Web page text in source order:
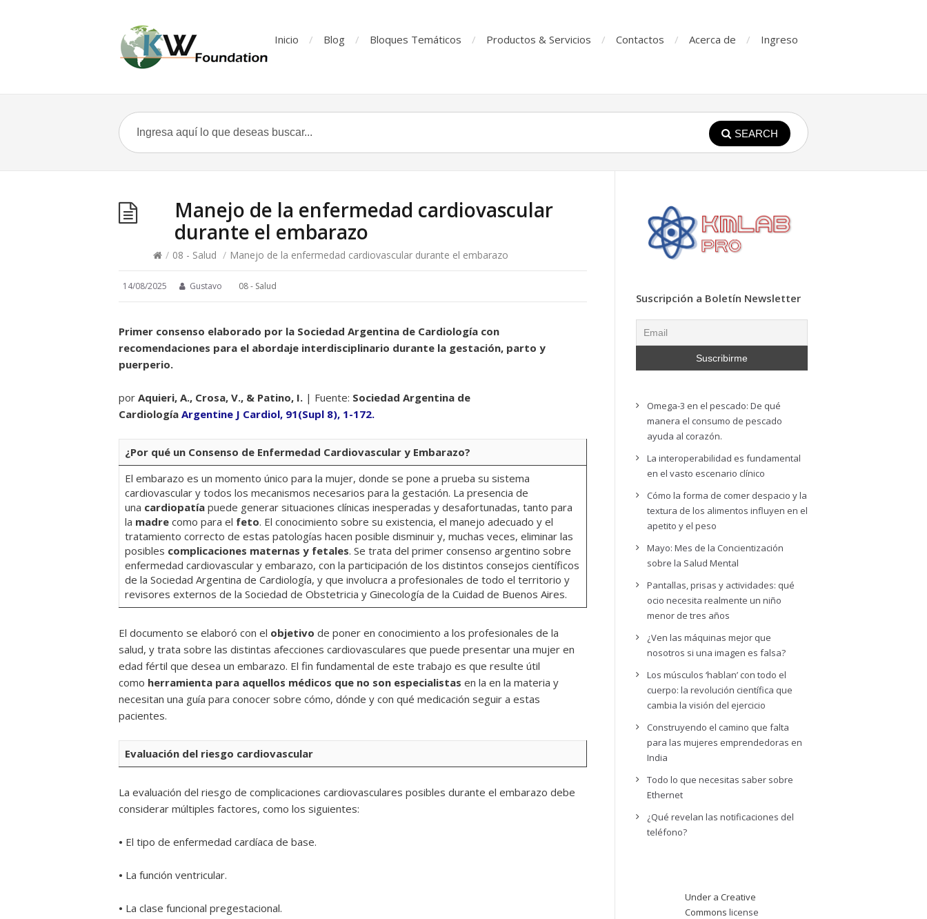
Inicio Blog Bloques Temáticos Productos & Servicios Contactos Acerca de Ingreso
SEARCH
Manejo de la enfermedad cardiovascular
durante el embarazo
/ 08 - Salud / Manejo de la enfermedad cardiovascular durante el embarazo
14/08/2025 Gustavo 08 - Salud
Primer consenso elaborado por la Sociedad Argentina de Cardiología con
recomendaciones para el abordaje interdisciplinario durante la gestación, parto y
puerperio.
por Aquieri, A., Crosa, V., & Patino, I. | Fuente: Sociedad Argentina de
Cardiología Argentine J Cardiol, 91(Supl 8), 1-172.
¿Por qué un Consenso de Enfermedad Cardiovascular y Embarazo?
El embarazo es un momento único para la mujer, donde se pone a prueba su sistema
cardiovascular y todos los mecanismos necesarios para la gestación. La presencia de
una cardiopatía puede generar situaciones clínicas inesperadas y desafortunadas, tanto para
la madre como para el feto. El conocimiento sobre su existencia, el manejo adecuado y el
tratamiento correcto de estas patologías hacen posible disminuir y, muchas veces, eliminar las
posibles complicaciones maternas y fetales. Se trata del primer consenso argentino sobre
enfermedad cardiovascular y embarazo, con la participación de los distintos consejos científicos
de la Sociedad Argentina de Cardiología, y que involucra a profesionales de todo el territorio y
revisores externos de la Sociedad de Obstetricia y Ginecología de la Cuidad de Buenos Aires.
El documento se elaboró con el objetivo de poner en conocimiento a los profesionales de la
salud, y trata sobre las distintas afecciones cardiovasculares que puede presentar una mujer en
edad fértil que desea un embarazo. El fin fundamental de este trabajo es que resulte útil
como herramienta para aquellos médicos que no son especialistas en la en la materia y
necesitan una guía para conocer sobre cómo, dónde y con qué medicación seguir a estas
pacientes.
Evaluación del riesgo cardiovascular
La evaluación del riesgo de complicaciones cardiovasculares posibles durante el embarazo debe
considerar múltiples factores, como los siguientes:
• El tipo de enfermedad cardíaca de base.
• La función ventricular.
• La clase funcional pregestacional.
Suscripción a Boletín Newsletter
Omega-3 en el pescado: De qué
manera el consumo de pescado
ayuda al corazón.
La interoperabilidad es fundamental
en el vasto escenario clínico
Cómo la forma de comer despacio y la
textura de los alimentos influyen en el
apetito y el peso
Mayo: Mes de la Concientización
sobre la Salud Mental
Pantallas, prisas y actividades: qué
ocio necesita realmente un niño
menor de tres años
¿Ven las máquinas mejor que
nosotros si una imagen es falsa?
Los músculos ‘hablan’ con todo el
cuerpo: la revolución científica que
cambia la visión del ejercicio
Construyendo el camino que falta
para las mujeres emprendedoras en
India
Todo lo que necesitas saber sobre
Ethernet
¿Qué revelan las notificaciones del
teléfono?
Under a Creative
Commons license